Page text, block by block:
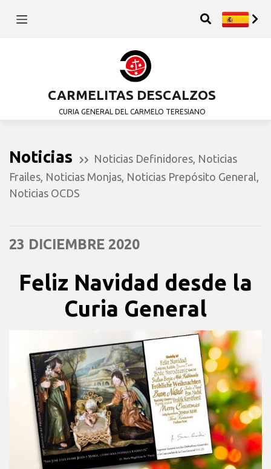
CARMELITAS DESCALZOS
CURIA GENERAL DEL CARMELO TERESIANO
Noticias Noticias Definidores Noticias
Frailes Noticias Monjas Noticias Prepósito General
Noticias OCDS
23 DICIEMBRE 2020
Feliz Navidad desde la
Curia General